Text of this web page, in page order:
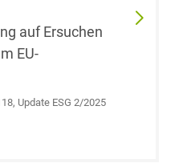
Uwe
auf Ersuchen
EU-
Update ESG 2/2025